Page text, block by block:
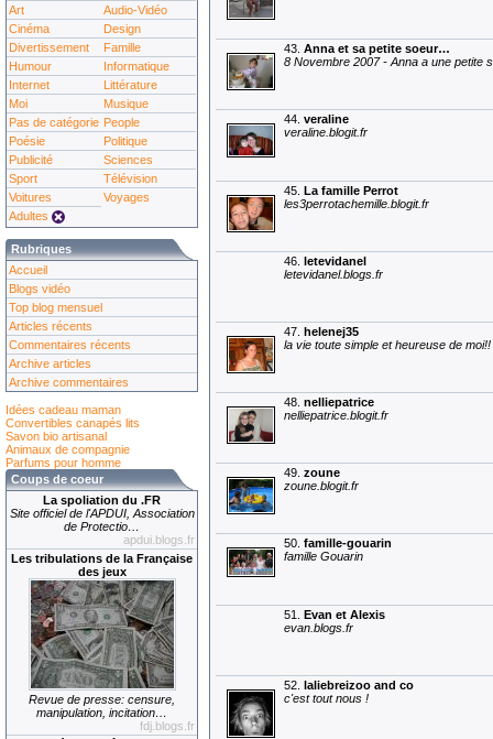
Art
Audio-Vidéo
Cinéma
Design
Divertissement
Famille
Humour
Informatique
Internet
Littérature
Moi
Musique
Pas de catégorie People
Poésie
Politique
Publicité
Sciences
Sport
Télévision
Voitures
Voyages
Adultes
Rubriques
Accueil
Blogs vidéo
Top blog mensuel
Articles récents
Commentaires récents
Archive articles
Archive commentaires
Idées cadeau maman
Convertibles canapés lits
Savon bio artisanal
Animaux de compagnie
Parfums pour homme
Coups de coeur
La spoliation du .FR
Site officiel de l'APDUI, Association
de Protectio…
apdui.blogs.fr
Les tribulations de la Française
des jeux
Revue de presse: censure,
manipulation, incitation…
fdj.blogs.fr
43. Anna et sa petite soeur…
8 Novembre 2007 - Anna a une petite
44. veraline
veraline.blogit.fr
45. La famille Perrot
les3perrotachemille.blogit.fr
46. letevidanel
letevidanel.blogs.fr
47. helenej35
la vie toute simple et heureuse de
48. nelliepatrice
nelliepatrice.blogit.fr
49. zoune
zoune.blogit.fr
50. famille-gouarin
famille Gouarin
51. Evan et Alexis
evan.blogs.fr
52. laliebreizoo and co
c'est tout nous !